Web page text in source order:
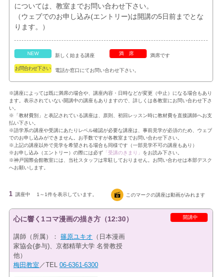
については、教室までお問い合わせ下さい。
（ウェブでのお申し込み(エントリー)は開講の5日前までとな
ります。）
NEW 新しく始まる講座 満席 満席です
お問合わせ下さい 電話か窓口にてお問い合わせ下さい。
※講座によっては既に満席の場合や、講座内容・日時などが変更（中止）になる場合もあり
ます。表示されていない開講中の講座もありますので、詳しくは各教室にお問い合わせ下さ
い。
※「教材費別」と表記されている講座は、原則、初回レッスン時に教材費を直接講師へお支
払い下さい。
※語学系の講座や受講にあたりレベル確認が必要な講座は、事前見学が必須のため、ウェブ
でのお申し込みができません。お手数ですが各教室までお問い合わせ下さい。
※上記の講座以外で見学を希望される場合も同様です（一部見学不可の講座もあり）
※お申し込み（エントリー）の際には必ず「受講のきまり」 をお読み下さい。
※神戸国際会館教室には、当社スタッフは常駐しておりません。お問い合わせは本部デスク
へお願いします。
1 講座中 1～1件を表示しています。 このマークの講座は動画がみれます
開講中
心に響く1コマ漫画の描き方（12:30）
講師（所属）： 篠原ユキオ （日本漫画
家協会(参与)、京都精華大学 名誉教授
他）
梅田教室 ／TEL 06-6361-6300